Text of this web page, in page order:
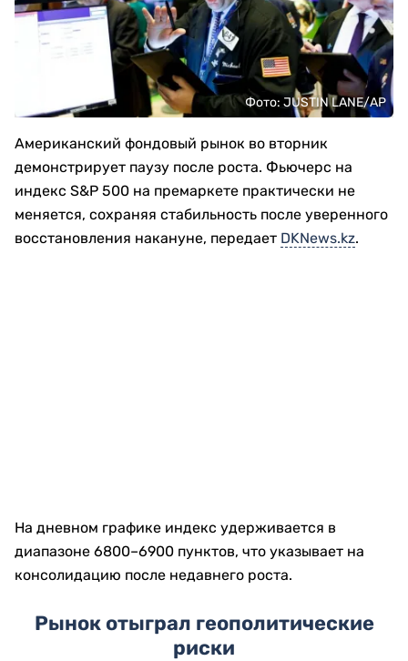
Фото: JUSTIN LANE/АР
Американский фондовый рынок во вторник
демонстрирует паузу после роста. Фьючерс на
индекс S&P 500 на премаркете практически не
меняется, сохраняя стабильность после уверенного
восстановления накануне, передает DKNews.kz.
На дневном графике индекс удерживается в
диапазоне 6800–6900 пунктов, что указывает на
консолидацию после недавнего роста.
Рынок отыграл геополитические
риски